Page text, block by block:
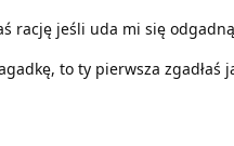
rację jeśli uda mi się
to ty pierwsza zgadłaś